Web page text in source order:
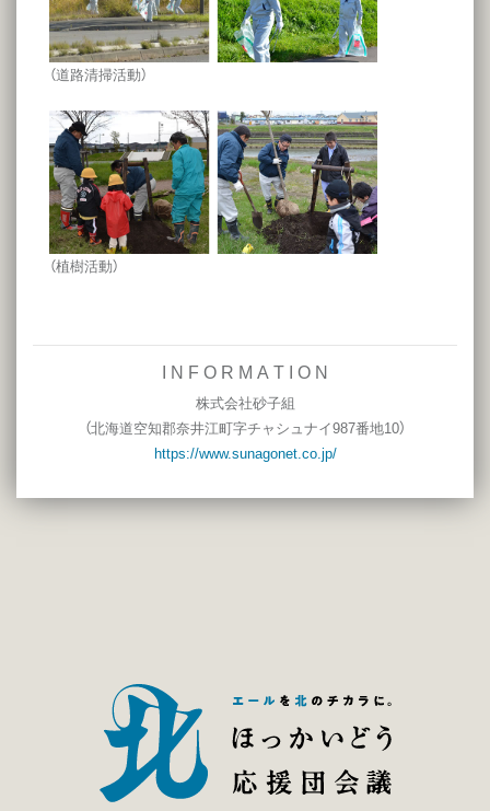
（道路清掃活動）
（植樹活動）
I N F O R M A T I O N
株式会社砂子組
（北海道空知郡奈井江町字チャシュナイ987番地10）
https://www.sunagonet.co.jp/